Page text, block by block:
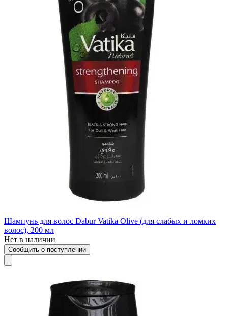
Шампунь для волос Dabur Vatika Olive (для слабых и ломких
волос), 200 мл
Нет в наличии
Сообщить о поступлении